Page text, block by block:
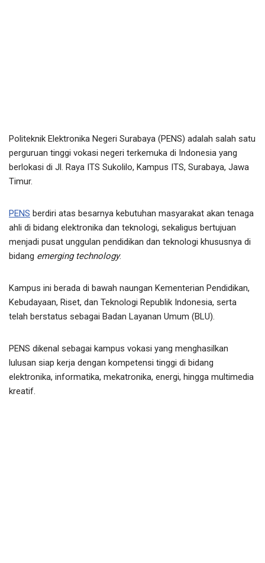
Politeknik Elektronika Negeri Surabaya (PENS) adalah salah satu
perguruan tinggi vokasi negeri terkemuka di Indonesia yang
berlokasi di Jl. Raya ITS Sukolilo, Kampus ITS, Surabaya, Jawa
Timur.
PENS berdiri atas besarnya kebutuhan masyarakat akan tenaga
ahli di bidang elektronika dan teknologi, sekaligus bertujuan
menjadi pusat unggulan pendidikan dan teknologi khususnya di
bidang emerging technology.
Kampus ini berada di bawah naungan Kementerian Pendidikan,
Kebudayaan, Riset, dan Teknologi Republik Indonesia, serta
telah berstatus sebagai Badan Layanan Umum (BLU).
PENS dikenal sebagai kampus vokasi yang menghasilkan
lulusan siap kerja dengan kompetensi tinggi di bidang
elektronika, informatika, mekatronika, energi, hingga multimedia
kreatif.